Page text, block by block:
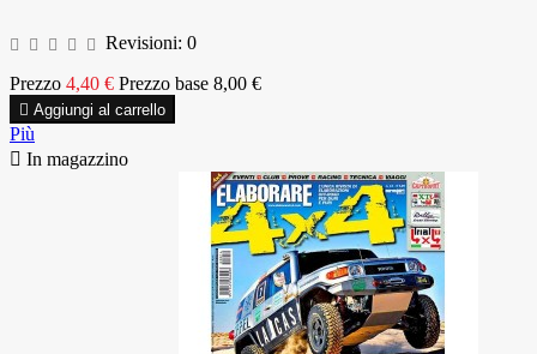
Revisioni: 0
Prezzo 4,40 € Prezzo base 8,00 €
 Aggiungi al carrello
Più
 In magazzino